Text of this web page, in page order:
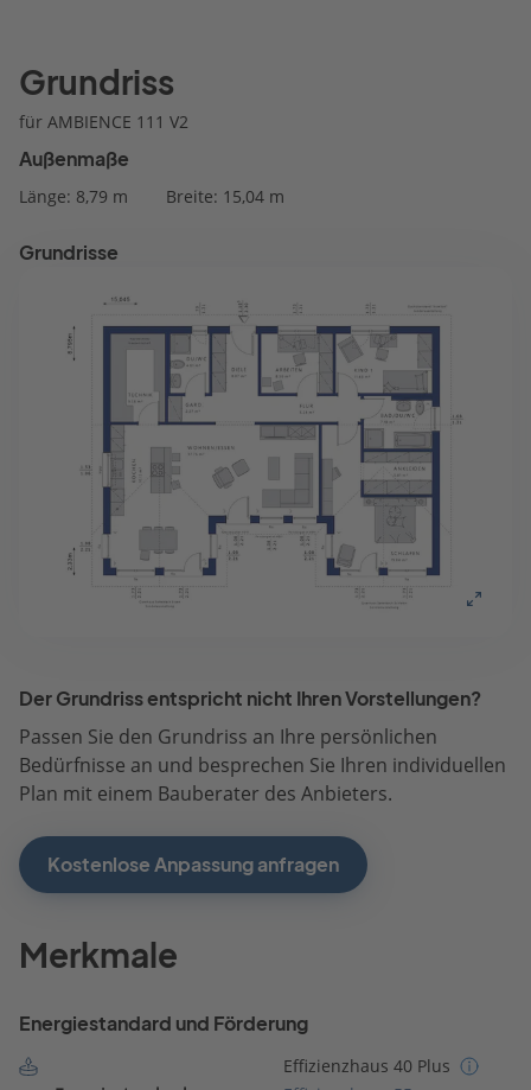
Grundriss
für AMBIENCE 111 V2
Außenmaße
Länge: 8,79 m Breite: 15,04 m
Grundrisse
Der Grundriss entspricht nicht Ihren Vorstellungen?
Passen Sie den Grundriss an Ihre persönlichen
Bedürfnisse an und besprechen Sie Ihren individuellen
Plan mit einem Bauberater des Anbieters.
Kostenlose Anpassung anfragen
Merkmale
Energiestandard und Förderung
Effizienzhaus 40 Plus